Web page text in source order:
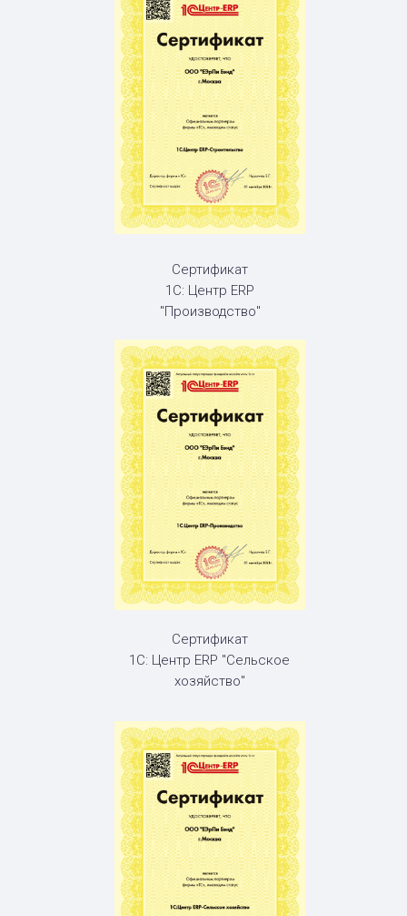
Сертификат
1С: Центр ERP
"Производство"
Сертификат
1С: Центр ERP "Сельское
хозяйство"